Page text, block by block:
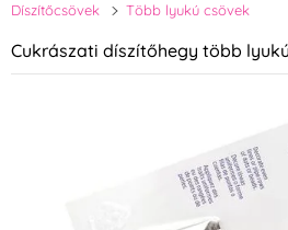
Díszítőcsövek
Több lyukú csövek
Cukrászati díszítőhegy több